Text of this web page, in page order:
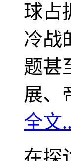
球占
冷战
题甚
展、
全文